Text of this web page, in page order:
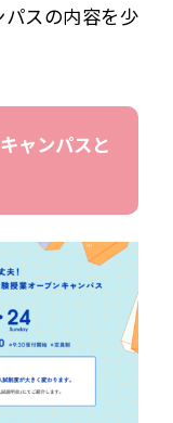
スの内容を少
ャンパスと